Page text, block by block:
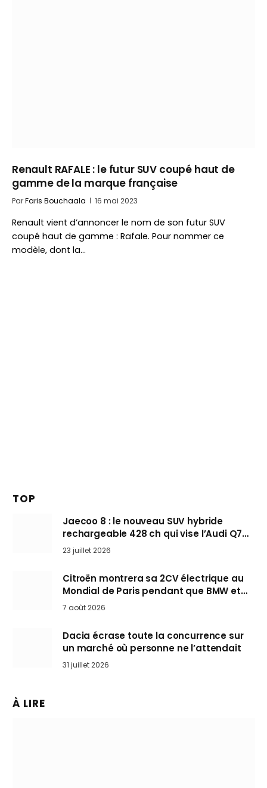
Renault RAFALE : le futur SUV coupé haut de
gamme de la marque française
ParFaris Bouchaala 16 mai 2023
Renault vient d’annoncer le nom de son futur SUV
coupé haut de gamme : Rafale. Pour nommer ce
modèle, dont la…
TOP
Jaecoo 8 : le nouveau SUV hybride
rechargeable 428 ch qui vise l’Audi Q7
arrive en Europe cet automne
23 juillet 2026
Citroën montrera sa 2CV électrique au
Mondial de Paris pendant que BMW et
Mini désertent le salon
7 août 2026
Dacia écrase toute la concurrence sur
un marché où personne ne l’attendait
31 juillet 2026
À LIRE